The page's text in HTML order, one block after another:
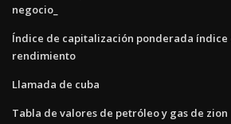
negocio_
Índice de capitalización ponderada índice
rendimiento
Llamada de cuba
Tabla de valores de petróleo y gas de zion